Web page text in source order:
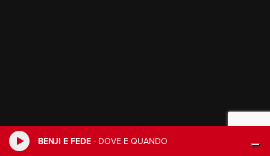
BENJI E FEDE - DOVE E QUANDO